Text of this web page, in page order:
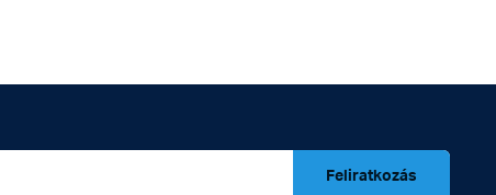
Feliratkozás